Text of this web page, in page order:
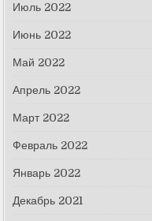
Июль 2022
Июнь 2022
Май 2022
Апрель 2022
Март 2022
Февраль 2022
Январь 2022
Декабрь 2021